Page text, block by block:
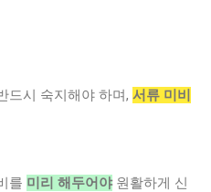
드시 숙지해야 하며, 서류 미비
를 미리 해두어야원활하게 신